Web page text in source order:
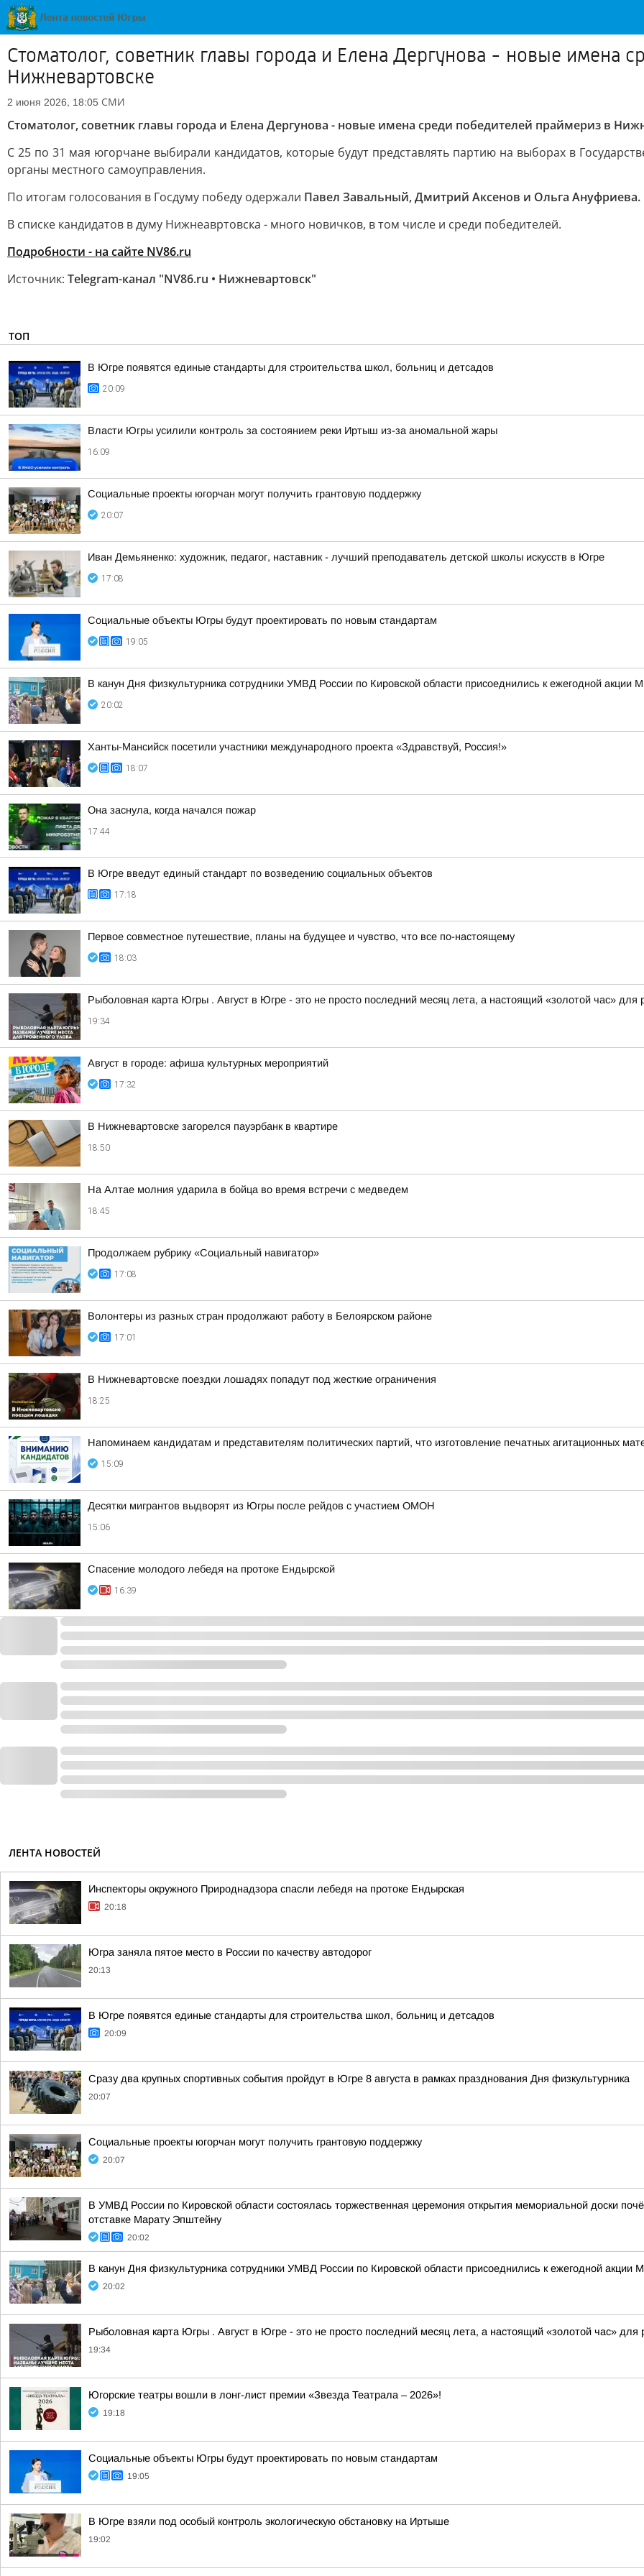
Стоматолог, советник главы города и Елена Дергунова - новые имена
Нижневартовске
2 июня 2026, 18:05 СМИ
Стоматолог, советник главы города и Елена Дергунова - новые имена среди победителей праймериз в
С 25 по 31 мая югорчане выбирали кандидатов, которые будут представлять партию на выборах в
органы местного самоуправления.
По итогам голосования в Госдуму победу одержали Павел Завальный, Дмитрий Аксенов и Ольга Ануфриева.
В списке кандидатов в думу Нижнеавртовска - много новичков, в том числе и среди победителей.
Подробности - на сайте NV86.ru
Источник: Telegram-канал "NV86.ru • Нижневартовск"
ТОП
В Югре появятся единые стандарты для строительства школ, больниц и детсадов
20:09
Власти Югры усилили контроль за состоянием реки Иртыш из-за аномальной жары
16:09
Социальные проекты югорчан могут получить грантовую поддержку
20:07
Иван Демьяненко: художник, педагог, наставник - лучший преподаватель детской школы искусств в Югре
17:08
Социальные объекты Югры будут проектировать по новым стандартам
19:05
В канун Дня физкультурника сотрудники УМВД России по Кировской области присоеднились к ежегодной акции
20:02
Ханты-Мансийск посетили участники международного проекта «Здравствуй, Россия!»
18:07
Она заснула, когда начался пожар
17:44
В Югре введут единый стандарт по возведению социальных объектов
17:18
Первое совместное путешествие, планы на будущее и чувство, что все по-настоящему
18:03
Рыболовная карта Югры . Август в Югре - это не просто последний месяц лета, а настоящий «золотой час» для
19:34
Август в городе: афиша культурных мероприятий
17:32
В Нижневартовске загорелся пауэрбанк в квартире
18:50
На Алтае молния ударила в бойца во время встречи с медведем
18:45
Продолжаем рубрику «Социальный навигатор»
17:08
Волонтеры из разных стран продолжают работу в Белоярском районе
17:01
В Нижневартовске поездки лошадях попадут под жесткие ограничения
18:25
Напоминаем кандидатам и представителям политических партий, что изготовление печатных агитационных
15:09
Десятки мигрантов выдворят из Югры после рейдов с участием ОМОН
15:06
Спасение молодого лебедя на протоке Ендырской
16:39
ЛЕНТА НОВОСТЕЙ
Инспекторы окружного Природнадзора спасли лебедя на протоке Ендырская
20:18
Югра заняла пятое место в России по качеству автодорог
20:13
В Югре появятся единые стандарты для строительства школ, больниц и детсадов
20:09
Сразу два крупных спортивных события пройдут в Югре 8 августа в рамках празднования Дня физкультурника
20:07
Социальные проекты югорчан могут получить грантовую поддержку
20:07
В УМВД России по Кировской области состоялась торжественная церемония открытия мемориальной доски
отставке Марату Эпштейну
20:02
В канун Дня физкультурника сотрудники УМВД России по Кировской области присоеднились к ежегодной
20:02
Рыболовная карта Югры . Август в Югре - это не просто последний месяц лета, а настоящий «золотой час» для
19:34
Югорские театры вошли в лонг-лист премии «Звезда Театрала – 2026»!
19:18
Социальные объекты Югры будут проектировать по новым стандартам
19:05
В Югре взяли под особый контроль экологическую обстановку на Иртыше
19:02